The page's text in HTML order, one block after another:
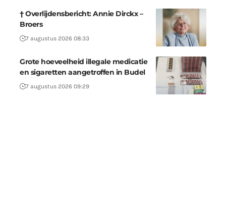
† Overlijdensbericht: Annie Dirckx –
Broers
7 augustus 2026 08:33
Grote hoeveelheid illegale medicatie
en sigaretten aangetroffen in Budel
7 augustus 2026 09:29